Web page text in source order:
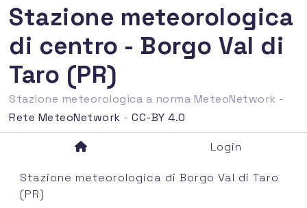
Stazione meteorologica
di centro - Borgo Val di
Taro (PR)
Stazione meteorologica a norma MeteoNetwork -
Rete MeteoNetwork -CC-BY 4.0
Login
Stazione meteorologica di Borgo Val di Taro
(PR)